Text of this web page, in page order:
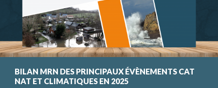
BILAN MRN DES PRINCIPAUX ÉVÈNEMENTS CAT
NAT ET CLIMATIQUES EN 2025